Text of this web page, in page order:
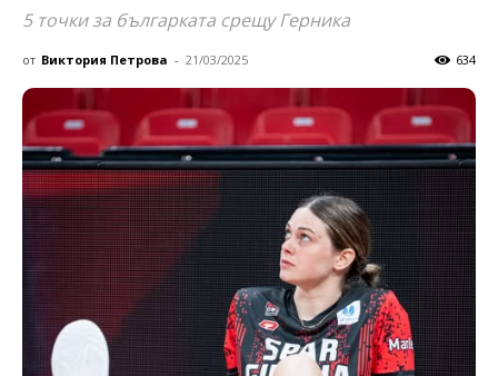
5 точки за българката срещу Герника
от Виктория Петрова - 21/03/2025 634